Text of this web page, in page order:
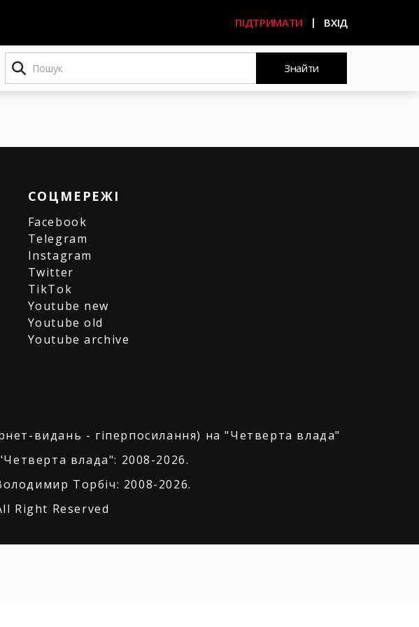
ПІДТРИМАТИ ВХІД
Пошук
Знайти
СОЦМЕРЕЖІ
Facebook
Telegram
Instagram
Twitter
TikTok
Youtube new
Youtube old
Youtube archive
видань - гіперпосилання) на "Четверта влада"
влада": 2008-2026.
Торбіч: 2008-2026.
Right Reserved